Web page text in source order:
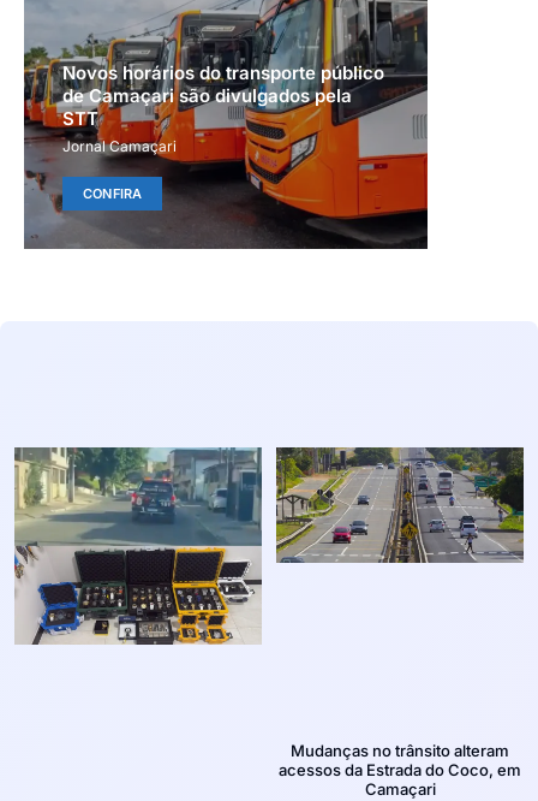
Novos horários do transporte público
de Camaçari são divulgados pela
STT
Jornal Camaçari
CONFIRA
Mudanças no trânsito alteram
acessos da Estrada do Coco, em
Camaçari